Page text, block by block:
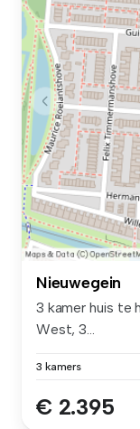
Nieuwegein
3 kamer huis te
West, 3...
3 kamers
€ 2.395